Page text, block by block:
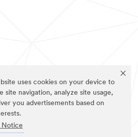
uses cookies on your device to
site navigation, analyze site usage,
you advertisements based on
Notice